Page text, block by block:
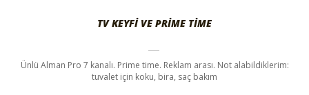
TV KEYFI VE PRIME TIME
Ünlü Alman Pro 7 kanalı. Prime time. Reklam arası. Not alabildiklerim:
tuvalet için koku, bira, saç bakım